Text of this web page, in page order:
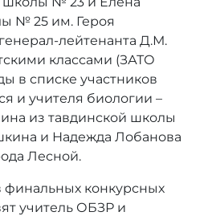
№ 25 им. Героя
лейтенанта Д.М.
классами (ЗАТО
в списке участников
и учителя биологии –
из тавдинской школы
и Надежда Лобанова
Лесной.
конкурсных
учитель ОБЗР и